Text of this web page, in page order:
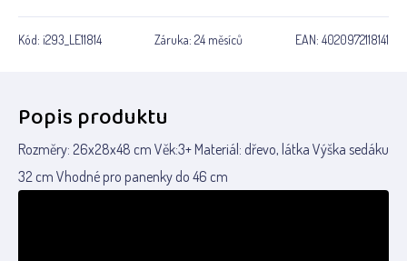
Kód: i293_LE11814 Záruka: 24 měsíců EAN: 4020972118141
Popis produktu
Rozměry: 26x28x48 cm Věk:3+ Materiál: dřevo, látka Výška sedáku
32 cm Vhodné pro panenky do 46 cm